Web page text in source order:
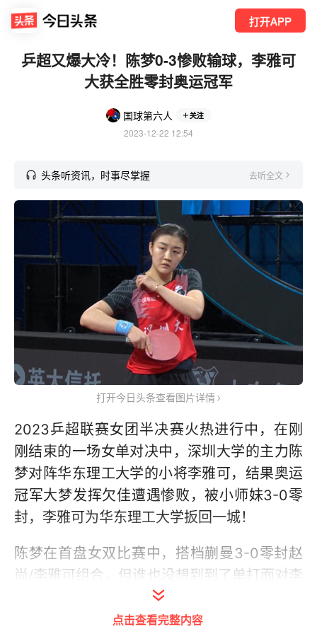
打开APP
乒超又爆大冷！陈梦0-3惨败输球，李雅可
大获全胜零封奥运冠军
国球第六人 关注
2023-12-22 12:54
头条听资讯，时事尽掌握 去听全文
打开今日头条查看图片详情
2023乒超联赛女团半决赛火热进行中，在刚
刚结束的一场女单对决中，深圳大学的主力陈
梦对阵华东理工大学的小将李雅可，结果奥运
冠军大梦发挥欠佳遭遇惨败，被小师妹3-0零
封，李雅可为华东理工大学扳回一城！
陈梦在首盘女双比赛中，搭档蒯曼3-0零封赵
尚/李雅可组合，但谁也没想到到了单打面对李
雅可时，竟然无计可施输光比赛，期间陈梦还
为李雅可的高光表现送出掌声。
点击查看完整内容